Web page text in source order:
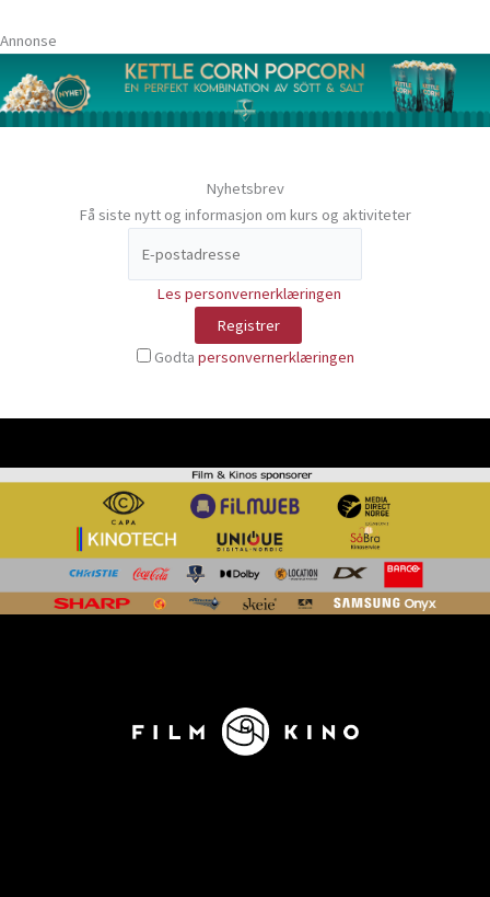
Annonse
Nyhetsbrev
Få siste nytt og informasjon om kurs og aktiviteter
Les personvernerklæringen
Godta personvernerklæringen